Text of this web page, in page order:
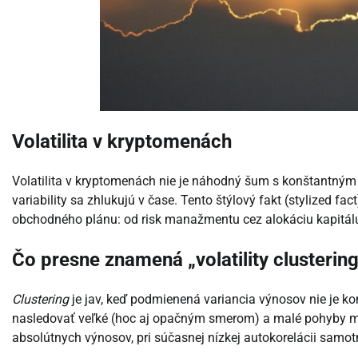
Volatilita v kryptomenách
Volatilita v kryptomenách nie je náhodný šum s
variability sa zhlukujú v čase. Tento štýlový fakt (stylized
obchodného plánu: od risk manažmentu cez alokáciu
Čo presne znamená „volatility
Clusteringje jav, keď podmienená variancia výnosov nie je
nasledovať veľké (hoc aj opačným smerom) a malé pohyby
absolútnych výnosov, pri súčasnej nízkej autokorelácii